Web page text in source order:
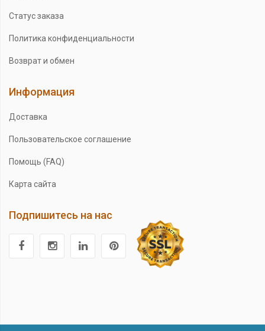
Статус заказа
Политика конфиденциальности
Возврат и обмен
Информация
Доставка
Пользовательское соглашение
Помощь (FAQ)
Карта сайта
Подпишитесь на нас